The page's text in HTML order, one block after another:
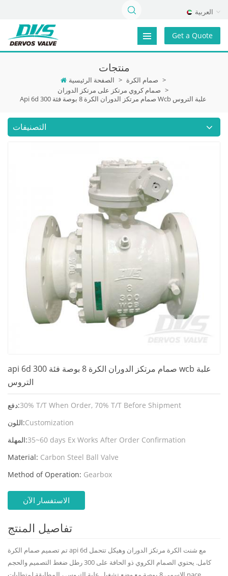
العربية
Get a Quote
منتجات
الصفحة الرئيسية > صمام الكرة >
صمام كروي مرتكز على مرتكز الدوران >
Api 6d صمام مرتكز الدوران الكرة 8 بوصة فئة 300 Wcb علبة التروس
التصنيفات
api 6d صمام مرتكز الدوران الكرة 8 بوصة فئة 300 wcb علبة
التروس
دفع:30% T/T When Order, 70% T/T Before Shipment
اللون:Customization
المهلة:35~60 days Ex Works After Order Confirmation
Material: Carbon Steel Ball Valve
Method of Operation: Gearbox
الاستفسار الآن
تفاصيل المنتج
تم تصميم صمام الكرة api 6d مع شنت الكرة مرتكز الدوران وهيكل تتحمل
كامل. يحتوي الصمام الكروي ذو الحافة على 300 رطل ضغط التصميم والحجم